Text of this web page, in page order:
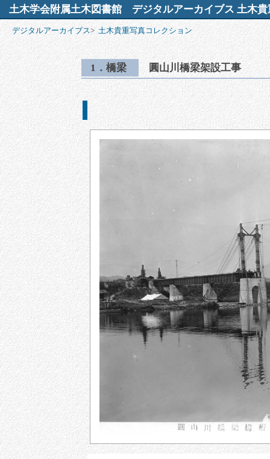
土木学会附属土木図書館 デジタルアーカイブス 土木貴
デジタルアーカイブス> 土木貴重写真コレクション
1．橋梁 圓山川橋梁架設工事